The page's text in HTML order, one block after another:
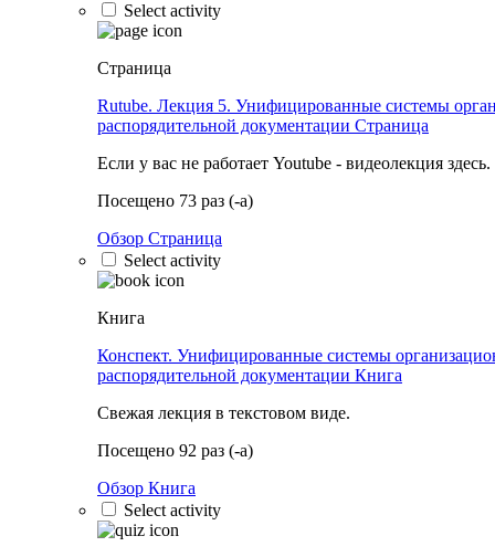
Select activity
Страница
Rutube. Лекция 5. Унифицированные системы
распорядительной документации Страница
Если у вас не работает Youtube - видеолекция здесь.
Посещено 73 раз (-а)
Обзор Страница
Select activity
Книга
Конспект. Унифицированные системы
распорядительной документации Книга
Свежая лекция в текстовом виде.
Посещено 92 раз (-а)
Обзор Книга
Select activity